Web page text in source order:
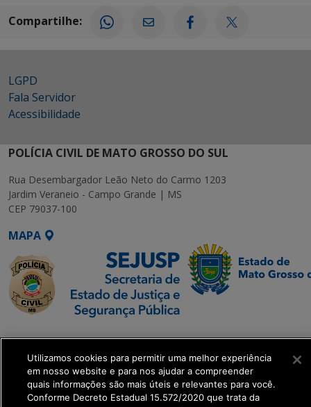
Compartilhe:
LGPD
Fala Servidor
Acessibilidade
POLÍCIA CIVIL DE MATO GROSSO DO SUL
Rua Desembargador Leão Neto do Carmo 1203
Jardim Veraneio - Campo Grande | MS
CEP 79037-100
MAPA
SETDIG | Secretaria-
Executiva de
Transformação Digital
Utilizamos cookies para permitir uma melhor experiência
em nosso website e para nos ajudar a compreender
quais informações são mais úteis e relevantes para você.
Conforme Decreto Estadual 15.572/2020 que trata da